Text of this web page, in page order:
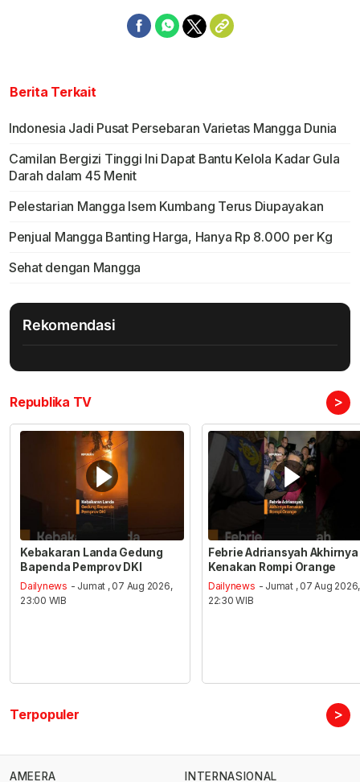
Berita Terkait
Indonesia Jadi Pusat Persebaran Varietas Mangga Dunia
Camilan Bergizi Tinggi Ini Dapat Bantu Kelola Kadar Gula
Darah dalam 45 Menit
Pelestarian Mangga Isem Kumbang Terus Diupayakan
Penjual Mangga Banting Harga, Hanya Rp 8.000 per Kg
Sehat dengan Mangga
Rekomendasi
Republika TV >
Kebakaran Landa Gedung
Bapenda Pemprov DKI
Dailynews - Jumat , 07 Aug 2026,
23:00 WIB
Febrie Adriansyah Akhirnya
Kenakan Rompi Orange
Dailynews - Jumat , 07 Aug 2026,
22:30 WIB
Terpopuler >
AMEERA INTERNASIONAL